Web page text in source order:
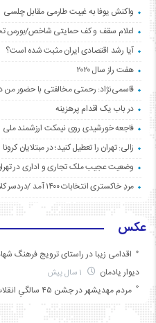
واکنش یوفا به غیبت طارمی مقابل چلسی
اعلام سقف و کف حمایتی شاخص/بورس
آیا رشد اقتصادی ایران مثبت شده است؟
هفت راز سال ۲۰۲۰
قاسمی‌نژاد: رحمتی مخالفتی با حضور من
در باب یک اقدام پرهزینه
فاجعه خورشیدی روی نیمکت ارزشمند ملی
زالی: تهران را تعطیل کنید؛ در مبتلایان
وضعیت عجیب ملک تجاری و اداری در تهران/ قیمت‌ها
مردِ خاکستری انتخابات ۱۴۰۰ آمد /دردسر کلاب هاوس برای کاندیداها
عکس
اقدامی زیبا در راستای ترویج فرهنگ
دیوار یادمان
مردم مهدیشهر در جشن ۴۵ سالگیِ انقلاب